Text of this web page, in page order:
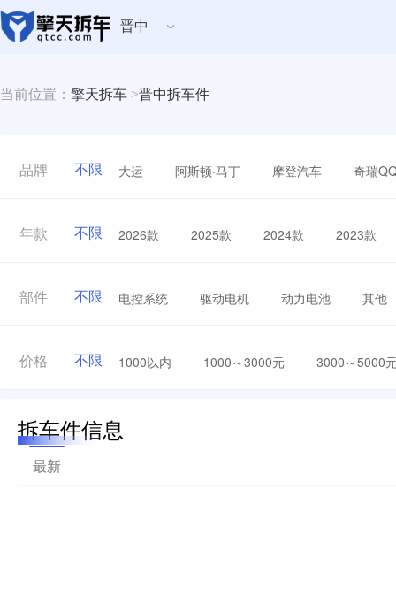
晋中
当前位置： 擎天拆车 >晋中拆车件
品牌 不限 大运 阿斯顿·马丁 摩登汽车 奇瑞
年款 不限 2026款 2025款 2024款 2023款
部件 不限 电控系统 驱动电机 动力电池 其他
价格 不限 1000以内 1000～3000元 3000～5000
拆车件信息
最新